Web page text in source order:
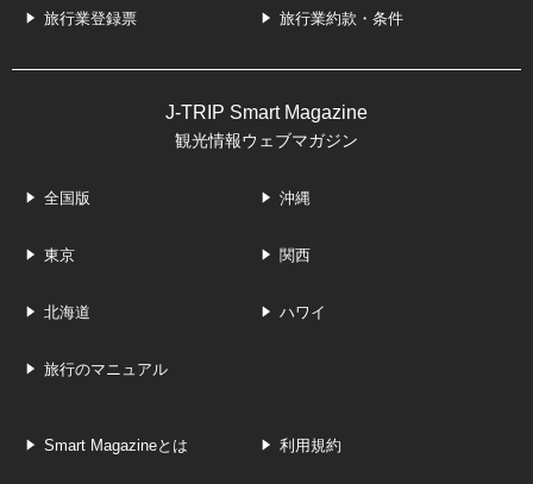
旅行業登録票 旅行業約款・条件
J-TRIP Smart Magazine
観光情報ウェブマガジン
全国版 沖縄
東京 関西
北海道 ハワイ
旅行のマニュアル
Smart Magazineとは 利用規約